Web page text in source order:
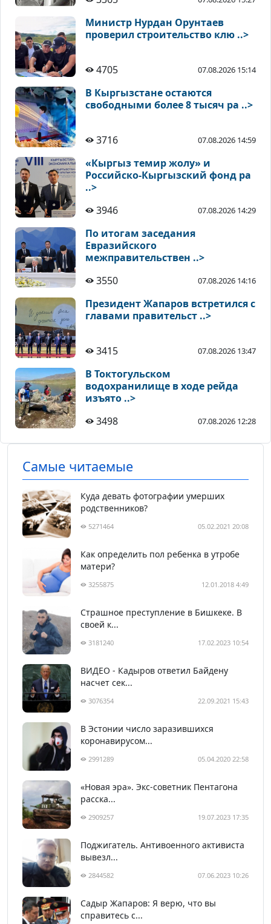
Министр Нурдан Орунтаев
проверил строительство клю ..>
4705 07.08.2026 15:14
В Кыргызстане остаются
свободными более 8 тысяч ра ..>
3716 07.08.2026 14:59
«Кыргыз темир жолу» и
Российско-Кыргызский фонд ра
..>
3946
07.08.2026 14:29
По итогам заседания
Евразийского
межправительствен ..>
3550
07.08.2026 14:16
Президент Жапаров встретился с
главами правительст ..>
3415 07.08.2026 13:47
В Токтогульском
водохранилище в ходе рейда
изъято ..>
3498
07.08.2026 12:28
Самые читаемые
Куда девать фотографии умерших
родственников?
5271464 05.02.2021 20:08
Как определить пол ребенка в утробе
матери?
3255875 12.01.2018 4:49
Страшное преступление в Бишкеке. В
своей к...
3181240 17.02.2023 10:54
ВИДЕО - Кадыров ответил Байдену
насчет сек...
3076354 22.09.2021 15:43
В Эстонии число заразившихся
коронавирусом...
2991289 05.04.2020 22:58
«Новая эра». Экс-советник Пентагона
расска...
2909257 19.07.2023 17:35
Поджигатель. Антивоенного активиста
вывезл...
2844582 07.06.2023 10:26
Садыр Жапаров: Я верю, что вы
справитесь с...